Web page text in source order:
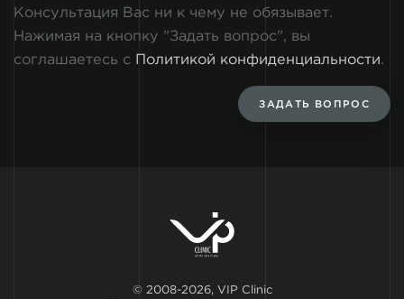
Консультация Вас ни к чему не обязывает.
Нажимая на кнопку "Задать вопрос", вы
соглашаетесь с
Политикой конфиденциальности.
ЗАДАТЬ ВОПРОС
© 2008-2026, VIP Clinic